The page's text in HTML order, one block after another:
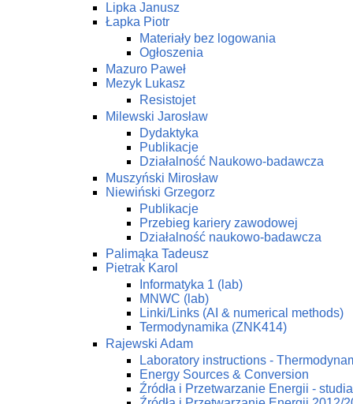
Lipka Janusz
Łapka Piotr
Materiały bez logowania
Ogłoszenia
Mazuro Paweł
Mezyk Lukasz
Resistojet
Milewski Jarosław
Dydaktyka
Publikacje
Działalność Naukowo-badawcza
Muszyński Mirosław
Niewiński Grzegorz
Publikacje
Przebieg kariery zawodowej
Działalność naukowo-badawcza
Palimąka Tadeusz
Pietrak Karol
Informatyka 1 (lab)
MNWC (lab)
Linki/Links (AI & numerical methods)
Termodynamika (ZNK414)
Rajewski Adam
Laboratory instructions -
Energy Sources & Conversion
Źródła i Przetwarzanie Energii -